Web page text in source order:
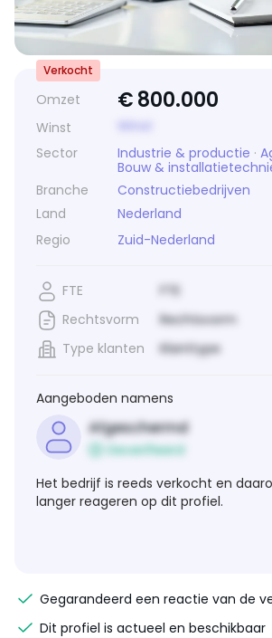
Omzet €800.000
Winst
Sector
Industrie & productie ·
Bouw &
Branche
Constructiebedrijven
Land
Nederland
Regio
Zuid-Nederland
Verkocht
FTE
FTE
Rechtsvorm
Rechtsvorm
Type klanten
Klanttype
Aangeboden namens
Afgeschermd
Geverifieerd
Het bedrijf is reeds verkocht en
langer reageren op dit profiel.
Gegarandeerd een reactie van de
Dit profiel is actueel en beschikbaar